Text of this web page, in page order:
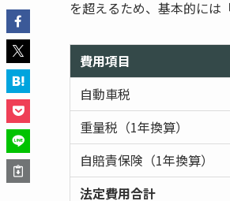
を超えるため、基本的には
費用項目
自動車税
重量税（1年換算）
自賠責保険（1年換算）
法定費用合計